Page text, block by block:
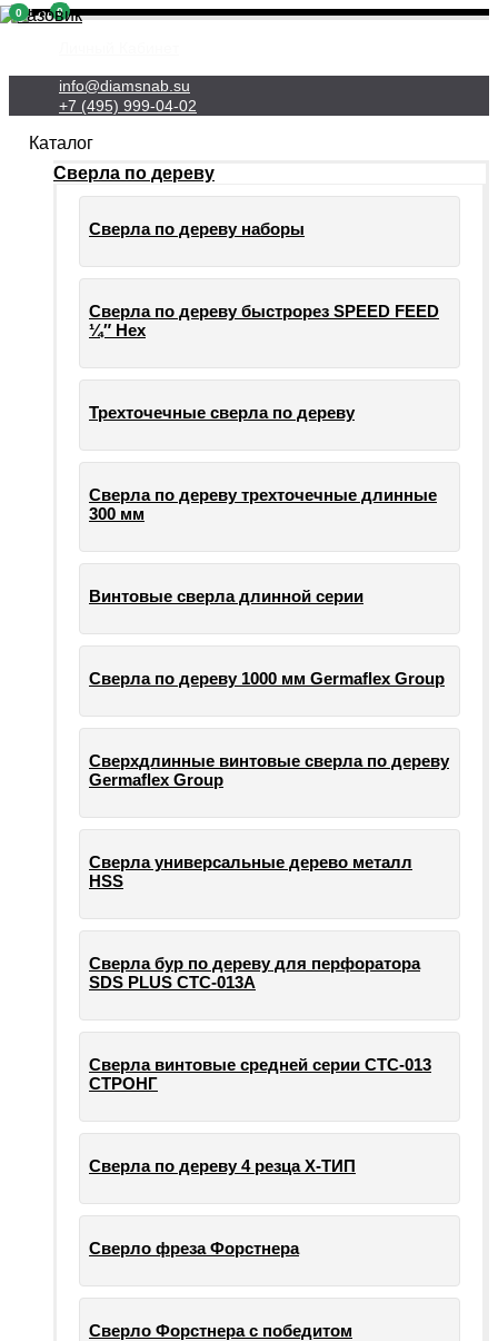
info@diamsnab.su
+7 (495) 999-04-02
0
Каталог
Сверла по дереву
Сверла по дереву наборы
Сверла по дереву быстрорез SPEED FEED
¼″ Hex
Трехточечные сверла по дереву
Сверла по дереву трехточечные длинные
300 мм
Винтовые сверла длинной серии
Сверла по дереву 1000 мм Germaflex Group
Сверхдлинные винтовые сверла по дереву
Germaflex Group
Сверла универсальные дерево металл
HSS
Cверла бур по дереву для перфоратора
SDS PLUS СТС-013А
Сверла винтовые средней серии СТС-013
СТРОНГ
Сверла по дереву 4 резца Х-ТИП
Сверло фреза Форстнера
Сверло Форстнера с победитом
0